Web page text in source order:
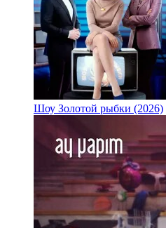
Шоу Золотой рыбки (2026)